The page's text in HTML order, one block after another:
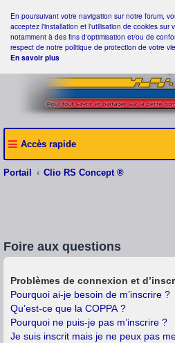
En poursuivant votre navigation sur notre forum,
acceptez l'installation et l'utilisation de cookies sur
notamment à des fins d'optimisation et/ou de
respect de notre politique de protection de votre
En savoir plus
Accès rapide
Portail Clio RS Concept ®
Foire aux questions
Problèmes de connexion et
Pourquoi ai-je besoin de m’inscrire ?
Qu’est-ce que la COPPA ?
Pourquoi ne puis-je pas m’inscrire ?
Je suis inscrit mais je ne peux pas